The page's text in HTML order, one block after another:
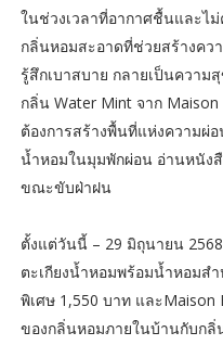
ในช่วงเวลาที่อากาศชื้นและไ
กลิ่นหอมสะอาดที่ช่วยสร้างค
รู้สึกเบาสบาย กลายเป็นควา
กลิ่น Water Mint จาก
ต้องการสร้างพื้นที่แห่งความผ่
น้ำหอมในมุมพักผ่อน อ่านหนัง
ขณะขับฝ่าฝน
ตั้งแต่วันนี้ – 29 มิถุนายน
ตะเกียงน้ำหอมพร้อมน้ำหอมส
พิเศษ 1,550 บาท และ
ของกลิ่นหอมภายในบ้านกับก